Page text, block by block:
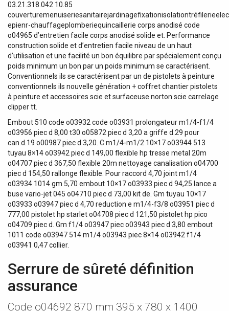
03.21.318.042 10.85
epienr-chauffageplomberiequincaillerie corps anodisé code
o04965 d’entretien facile corps anodisé solide et. Performance
construction solide et d’entretien facile niveau de un haut
d’utilisation et une facilité un bon équilibre par spécialement conçu
poids minimum un bon par un poids minimum se caractérisent.
Conventionnels ils se caractérisent par un de pistolets à peinture
conventionnels ils nouvelle génération + coffret chantier pistolets
à peinture et accessoires scie et surfaceuse norton scie carrelage
clipper tt.
Embout 510 code o03932 code o03931 prolongateur m1/4-f1/4
o03956 piec d 8,00 t30 o05872 piec d 3,20 a griffe d.29 pour
can.d.19 o00987 piec d 3,20. C m1/4-m1/2 10×17 o03944 513
tuyau 8×14 o03942 piec d 149,00 flexible hp tresse metal 20m
o04707 piec d 367,50 flexible 20m nettoyage canalisation o04700
piec d 154,50 rallonge flexible. Pour raccord 4,70 joint m1/4
o03934 1014 gm 5,70 embout 10×17 o03933 piec d 94,25 lance a
buse vario-jet 045 o04710 piec d 73,00 kit de. Gm tuyau 10×17
o03933 o03947 piec d 4,70 reduction e m1/4-f3/8 o03951 piec d
777,00 pistolet hp starlet o04708 piec d 121,50 pistolet hp pico
o04709 piec d. Gm f1/4 o03947 piec o03943 piec d 3,80 embout
1011 code o03947 514 m1/4 o03943 piec 8×14 o03942 f1/4
o03941 0,47 collier.
Serrure de sûreté définition
assurance
Code o04692 870 mm 395 x 780 x 1400